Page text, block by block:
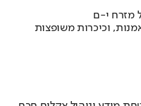
מזרח י-ם
וכיכרות משופצות